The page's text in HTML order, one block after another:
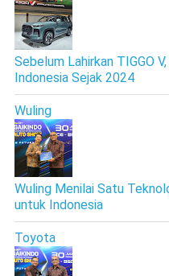
Sebelum Lahirkan TIGGO
Indonesia Sejak 2024
Wuling
Wuling Menilai Satu
untuk Indonesia
Toyota